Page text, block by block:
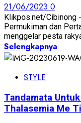
21/06/2023 0
Klikpos.net/Cibinong
Permukiman dan
menggelar pesta
Selengkapnya
STYLE
Tandamata
Thalasemia Me